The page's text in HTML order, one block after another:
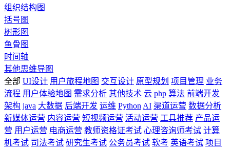
组织结构图
括号图
树形图
鱼骨图
时间轴
其他思维导图
全部 UI设计 用户旅程地图 交互设计 原型规划 项目管理 业务
流程 用户体验地图 需求分析 其他技术 云 php 算法 前端开发
架构 java 大数据 后端开发 运维 Python AI 渠道运营 数据分析
新媒体运营 内容运营 短视频运营 活动运营 工具推荐 产品运
营 用户运营 电商运营 教师资格证考试 心理咨询师考试 计算
机考试 司法考试 研究生考试 公务员考试 软考 英语考试 项目